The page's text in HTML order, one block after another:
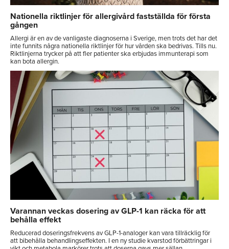
Nationella riktlinjer för allergivård fastställda för första
gången
Allergi är en av de vanligaste diagnoserna i Sverige, men trots det har det
inte funnits några nationella riktlinjer för hur vården ska bedrivas. Tills nu.
Riktlinjerna trycker på att fler patienter ska erbjudas immunterapi som
kan bota allergin.
Varannan veckas dosering av GLP-1 kan räcka för att
behålla effekt
Reducerad doseringsfrekvens av GLP-1-analoger kan vara tillräcklig för
att bibehålla behandlingseffekten. I en ny studie kvarstod förbättringar i